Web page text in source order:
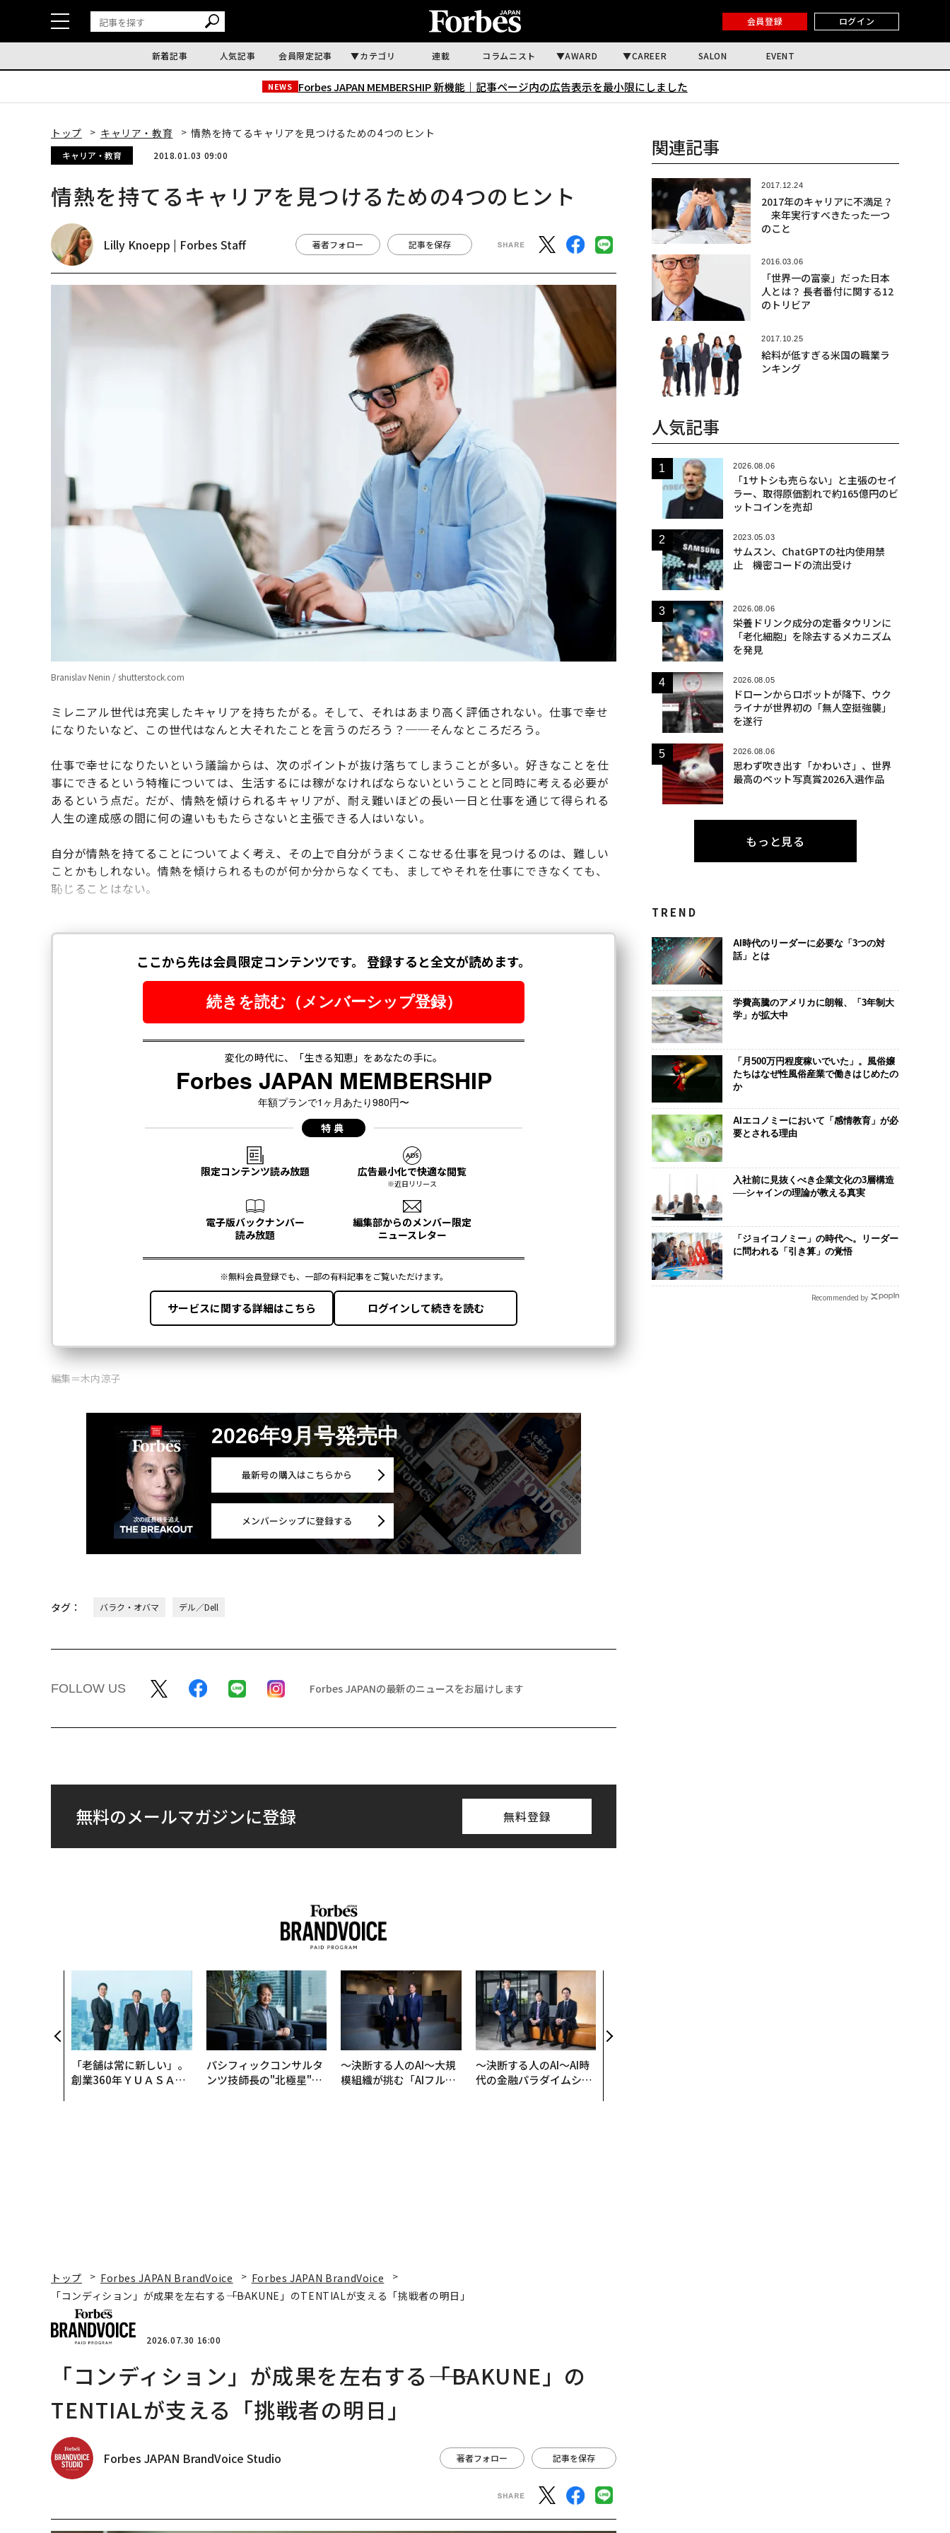
会員登録 ログイン
新着記事 人気記事 会員限定記事 カテゴリ 連載 コラムニスト AWARD CAREER SALON EVENT
NEWS Forbes JAPAN MEMBERSHIP 新機能｜ 記事ページ内の広告表示を最小限にしました
トップ キャリア・教育 情熱を持てるキャリアを見つけるための4つのヒント
キャリア・教育 2018.01.03 09:00
情熱を持てるキャリアを見つけるための4つのヒント
Lilly Knoepp | Forbes Staff 著者フォロー 記事を保存
Branislav Nenin / shutterstock.com
ミレニアル世代は充実したキャリアを持ちたがる。そして、それはあまり高く評価されない。仕事で幸せ
になりたいなど、この世代はなんと大それたことを言うのだろう？──そんなところだろう。
仕事で幸せになりたいという議論からは、次のポイントが抜け落ちてしまうことが多い。好きなことを仕
事にできるという特権については、生活するには稼がなければならないということと同時に考える必要が
あるという点だ。だが、情熱を傾けられるキャリアが、耐え難いほどの長い一日と仕事を通じて得られる
人生の達成感の間に何の違いももたらさないと主張できる人はいない。
自分が情熱を持てることについてよく考え、その上で自分がうまくこなせる仕事を見つけるのは、難しい
ことかもしれない。情熱を傾けられるものが何か分からなくても、ましてやそれを仕事にできなくても、
恥じることはない。
編集＝木内涼子
2026年9月号発売中
最新号の購入はこちらから
メンバーシップに登録する
タグ： バラク・オバマ デル／Dell
FOLLOW US Forbes JAPANの最新のニュースをお届けします
無料のメールマガジンに登録 無料登録
「老舗は常に新しい」。
創業360年ＹＵＡＳＡと
パシフィックコンサルタ
ンツ技師長の"北極星"。
〜決断する人のAI〜大規
模組織が挑む「AIフル実
〜決断する人のAI〜AI時
代の金融パラダイムシフ
関連記事
2017.12.24
2017年のキャリアに不満足？
来年実行すべきたった一つ
のこと
2016.03.06
「世界一の富豪」だった日本
人とは？ 長者番付に関する12
のトリビア
2017.10.25
給料が低すぎる米国の職業ラ
ンキング
人気記事
2026.08.06
「1サトシも売らない」と主張のセイ
ラー、取得原価割れで約165億円のビ
ットコインを売却
2023.05.03
サムスン、ChatGPTの社内使用禁
止 機密コードの流出受け
2026.08.06
栄養ドリンク成分の定番タウリンに
「老化細胞」を除去するメカニズム
を発見
2026.08.05
ドローンからロボットが降下、ウク
ライナが世界初の「無人空挺強襲」
を遂行
2026.08.06
思わず吹き出す「かわいさ」、世界
最高のペット写真賞2026入選作品
もっと見る
TREND
AI時代のリーダーに必要な「3つの対
話」とは
学費高騰のアメリカに朗報、「3年制大
学」が拡大中
「月500万円程度稼いでいた」。風俗嬢
たちはなぜ性風俗産業で働きはじめたの
か
AIエコノミーにおいて「感情教育」が必
要とされる理由
入社前に見抜くべき企業文化の3層構造
──シャインの理論が教える真実
「ジョイコノミー」の時代へ。リーダー
に問われる「引き算」の覚悟
Recommended by
トップ Forbes JAPAN BrandVoice
Forbes JAPAN BrandVoice
「コンディション」が成果を左右する――「BAKUNE」のTENTIALが支える「挑戦者の明日」
2026.07.30 16:00
「コンディション」が成果を左右する――「BAKUNE」の
TENTIALが支える「挑戦者の明日」
Forbes JAPAN BrandVoice Studio 著者フォロー 記事を保存